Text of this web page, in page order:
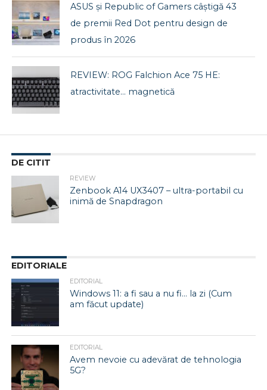
ASUS și Republic of Gamers câștigă 43
de premii Red Dot pentru design de
produs în 2026
REVIEW: ROG Falchion Ace 75 HE:
atractivitate… magnetică
DE CITIT
REVIEW
Zenbook A14 UX3407 – ultra-portabil cu
inimă de Snapdragon
EDITORIALE
EDITORIAL
Windows 11: a fi sau a nu fi… la zi (Cum
am făcut update)
EDITORIAL
Avem nevoie cu adevărat de tehnologia
5G?